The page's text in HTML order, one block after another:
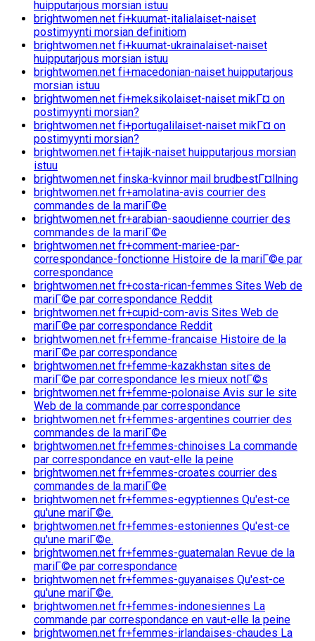
huipputarjous morsian istuu
brightwomen.net fi+kuumat-italialaiset-naiset
postimyynti morsian definitiom
brightwomen.net fi+kuumat-ukrainalaiset-naiset
huipputarjous morsian istuu
brightwomen.net fi+macedonian-naiset huipputarjous
morsian istuu
brightwomen.net fi+meksikolaiset-naiset mikГ¤ on
postimyynti morsian?
brightwomen.net fi+portugalilaiset-naiset mikГ¤ on
postimyynti morsian?
brightwomen.net fi+tajik-naiset huipputarjous morsian
istuu
brightwomen.net finska-kvinnor mail brudbestГ¤llning
brightwomen.net fr+amolatina-avis courrier des
commandes de la mariГ©e
brightwomen.net fr+arabian-saoudienne courrier des
commandes de la mariГ©e
brightwomen.net fr+comment-mariee-par-
correspondance-fonctionne Histoire de la mariГ©e par
correspondance
brightwomen.net fr+costa-rican-femmes Sites Web de
mariГ©e par correspondance Reddit
brightwomen.net fr+cupid-com-avis Sites Web de
mariГ©e par correspondance Reddit
brightwomen.net fr+femme-francaise Histoire de la
mariГ©e par correspondance
brightwomen.net fr+femme-kazakhstan sites de
mariГ©e par correspondance les mieux notГ©s
brightwomen.net fr+femme-polonaise Avis sur le site
Web de la commande par correspondance
brightwomen.net fr+femmes-argentines courrier des
commandes de la mariГ©e
brightwomen.net fr+femmes-chinoises La commande
par correspondance en vaut-elle la peine
brightwomen.net fr+femmes-croates courrier des
commandes de la mariГ©e
brightwomen.net fr+femmes-egyptiennes Qu'est-ce
qu'une mariГ©e.
brightwomen.net fr+femmes-estoniennes Qu'est-ce
qu'une mariГ©e.
brightwomen.net fr+femmes-guatemalan Revue de la
mariГ©e par correspondance
brightwomen.net fr+femmes-guyanaises Qu'est-ce
qu'une mariГ©e.
brightwomen.net fr+femmes-indonesiennes La
commande par correspondance en vaut-elle la peine
brightwomen.net fr+femmes-irlandaises-chaudes La